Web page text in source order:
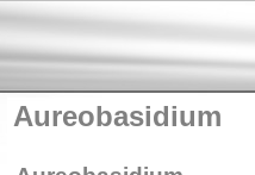
Aureobasidium